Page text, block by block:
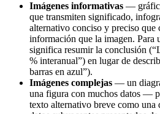
Imágenes informativas —
que transmiten significado,
alternativo conciso y preciso que
información que la imagen. Para
significa resumir la conclusión
% interanual”) en lugar de
barras en azul”).
Imágenes complejas — un
una figura con muchos datos —
texto alternativo breve como una